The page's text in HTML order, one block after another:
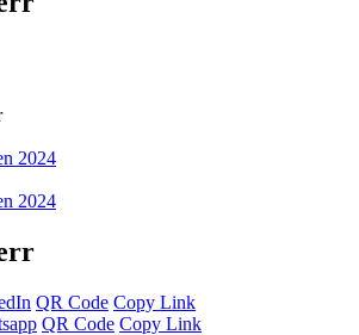
2024
2024
QR Code Copy Link
QR Code Copy Link